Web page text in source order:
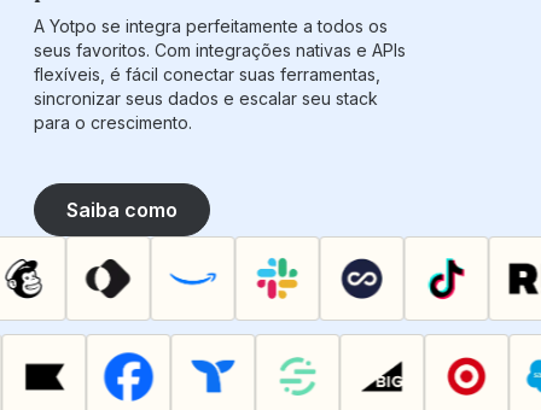
A Yotpo se integra perfeitamente a todos os
seus favoritos. Com integrações nativas e APIs
flexíveis, é fácil conectar suas ferramentas,
sincronizar seus dados e escalar seu stack
para o crescimento.
Saiba como